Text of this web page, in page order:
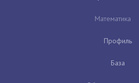
Математика
Профиль
База